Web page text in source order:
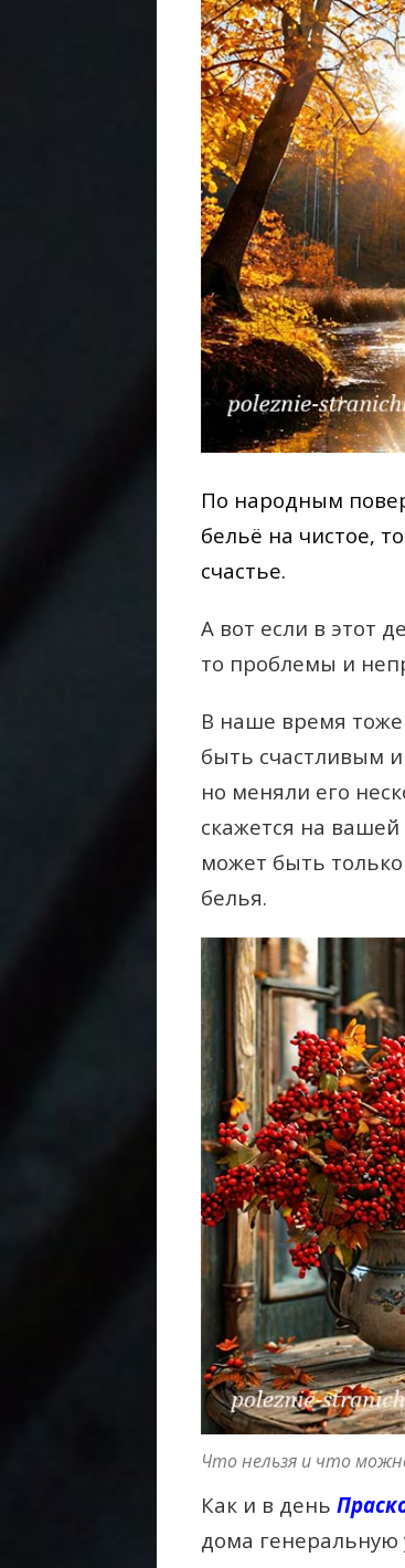
По народным
бельё на чистое,
счастье.
А вот если в этот
то проблемы и
В наше время
быть счастливым
но меняли его
скажется на
может быть
белья.
Что нельзя и что
Как и в день
дома генеральную